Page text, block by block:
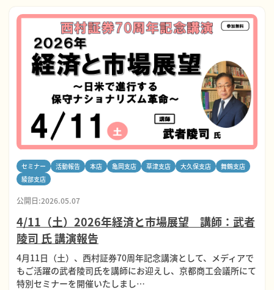
セミナー 活動報告 本店 亀岡支店 草津支店 大久保支店
舞鶴支店
綾部支店
公開日:2026.05.07
4/11（土）2026年経済と市場展望 講師：武者
陵司 氏 講演報告
4月11日（土）、西村証券70周年記念講演として、メディアで
もご活躍の武者陵司氏を講師にお迎えし、京都商工会議所にて
特別セミナーを開催いたしまし…